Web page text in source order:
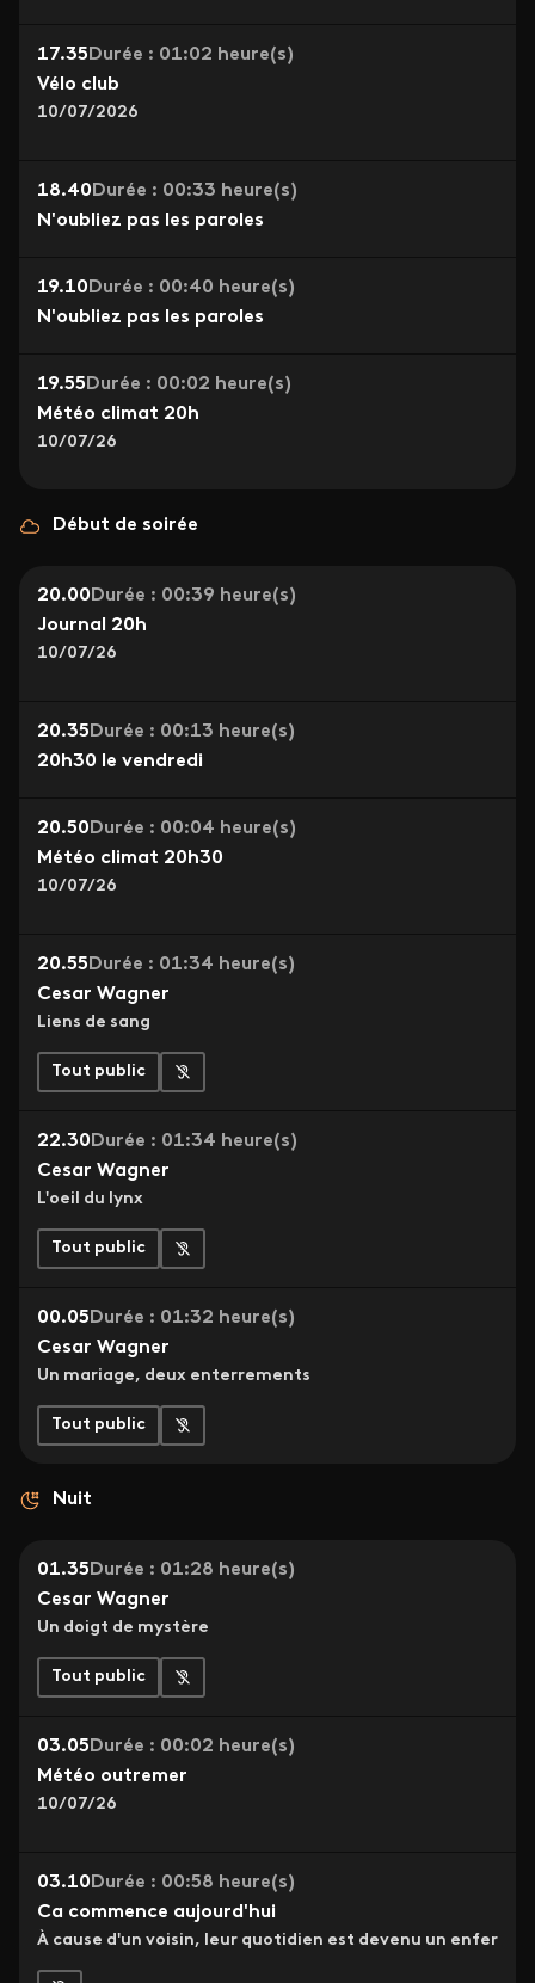
17.35 Durée : 01:02 heure(s)
Vélo club
10/07/2026
18.40 Durée : 00:33 heure(s)
N'oubliez pas les paroles
19.10 Durée : 00:40 heure(s)
N'oubliez pas les paroles
19.55 Durée : 00:02 heure(s)
Météo climat 20h
10/07/26
Début de soirée
20.00 Durée : 00:39 heure(s)
Journal 20h
10/07/26
20.35 Durée : 00:13 heure(s)
20h30 le vendredi
20.50 Durée : 00:04 heure(s)
Météo climat 20h30
10/07/26
20.55 Durée : 01:34 heure(s)
Cesar Wagner
Liens de sang
Tout public
22.30 Durée : 01:34 heure(s)
Cesar Wagner
L'oeil du lynx
Tout public
00.05 Durée : 01:32 heure(s)
Cesar Wagner
Un mariage, deux enterrements
Tout public
Nuit
01.35 Durée : 01:28 heure(s)
Cesar Wagner
Un doigt de mystère
Tout public
03.05 Durée : 00:02 heure(s)
Météo outremer
10/07/26
03.10 Durée : 00:58 heure(s)
Ca commence aujourd'hui
À cause d'un voisin, leur quotidien est devenu un enfer